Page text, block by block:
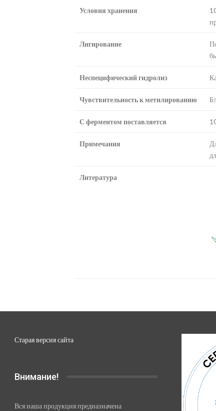
Условия хранения
Лигирование
Неспецифический гидролиз
Чувствительность к метилированию
С ферментом поставляется
Примечания
Литература
Старая версия сайта
Внимание!
Вся наша продукция предназначена